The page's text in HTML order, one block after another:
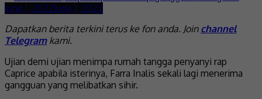
June 1, 2022June 1, 2022
Dapatkan berita terkini terus ke fon anda. Join channel
Telegramkami.
Ujian demi ujian menimpa rumah tangga penyanyi rap
Caprice apabila isterinya, Farra Inalis sekali lagi menerima
gangguan yang melibatkan sihir.